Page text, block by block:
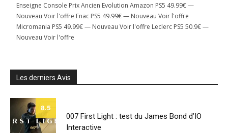
Enseigne Console Prix Ancien Evolution Amazon PS5 49.99€ —
Nouveau Voir l'offre Fnac PS5 49.99€ — Nouveau Voir l'offre
Micromania PS5 49.99€ — Nouveau Voir l'offre Leclerc PS5 50.9€ —
Nouveau Voir l'offre
Les derniers Avis
8.5
007 First Light : test du James Bond d’IO
Interactive